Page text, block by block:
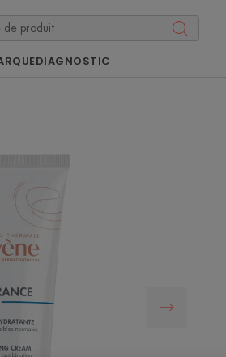
DIAGNOSTIC